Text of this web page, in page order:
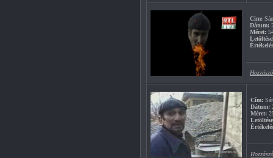
Cím:
Dátum:
Méret:
Cím:
Dátum:
Méret: